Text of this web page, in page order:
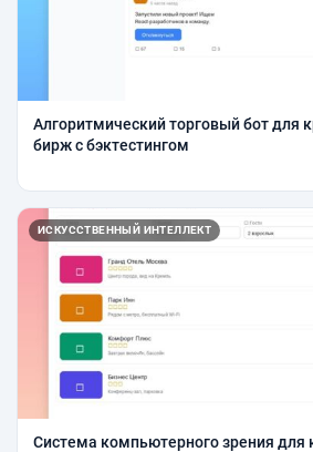
Алгоритмический торговый бот для
бирж с бэктестингом
ИСКУССТВЕННЫЙ ИНТЕЛЛЕКТ
Система компьютерного зрения для